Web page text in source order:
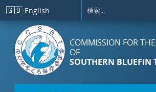
メインコンテンツに移動
🇬🇧 English
COMMISSION FOR
OF
SOUTHERN BLUEFIN